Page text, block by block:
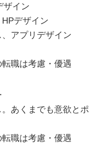
ザイン
HPデザイン
、アプリデザイン
職は考慮・優遇
あくまでも意欲と
職は考慮・優遇